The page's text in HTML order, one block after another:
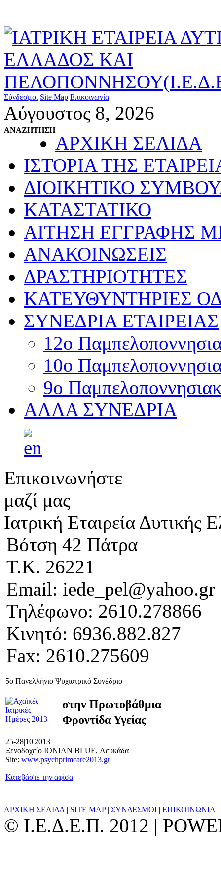
Σύνδεσμοι Site Map Επικοινωνία
Αύγουστος 8, 2026
ΑΝΑΖΗΤΗΣΗ
ΑΡΧΙΚΗ ΣΕΛΙΔΑ
ΙΣΤΟΡΙΑ ΤΗΣ
ΔΙΟΙΚΗΤΙΚΟ
ΚΑΤΑΣΤΑΤΙΚΟ
ΑΙΤΗΣΗ ΕΓΓΡΑΦΗΣ
ΑΝΑΚΟΙΝΩΣΕΙΣ
ΔΡΑΣΤΗΡΙΟΤΗΤΕΣ
ΚΑΤΕΥΘΥΝΤΗΡΙΕΣ
ΣΥΝΕΔΡΙΑ ΕΤΑΙΡΕΙΑΣ
12o
10o
9ο
ΑΛΛΑ ΣΥΝΕΔΡΙΑ
Επικοινωνήστε
μαζί μας
Ιατρική Εταιρεία
Βότση 42 Πάτρα
Τ.Κ. 26221
Email: iede_pel@yahoo.gr
Τηλέφωνο: 2610.278866
Κινητό: 6936.882.827
Fax: 2610.275609
5ο Πανελλήνιο Ψυχιατρικό Συνέδριο
στην Πρωτοβάθμια
Φροντίδα Υγείας
25-28|10|2013
Ξενοδοχείο IONIAN BLUE, Λευκάδα
Site: www.psychprimcare2013.gr
Κατεβάστε την αφίσα
ΑΡΧΙΚΗ ΣΕΛΙΔΑ | SITE MAP| ΣΥΝΔΕΣΜΟΙ | ΕΠΙΚΟΙΝΩΝΙΑ
© Ι.Ε.Δ.Ε.Π. 2012 |